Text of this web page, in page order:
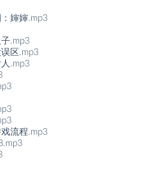
婶婶.mp3
.mp3
区.mp3
.mp3
流程.mp3